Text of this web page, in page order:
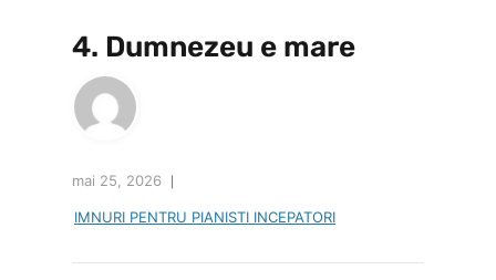
4. Dumnezeu e mare
mai 25, 2026
IMNURI PENTRU PIANISTI INCEPATORI